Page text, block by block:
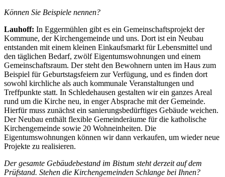
Können Sie Beispiele nennen?
Lauhoff: In Eggermühlen gibt es ein Gemeinschaftsprojekt der
Kommune, der Kirchengemeinde und uns. Dort ist ein Neubau
entstanden mit einem kleinen Einkaufsmarkt für Lebensmittel und
den täglichen Bedarf, zwölf Eigentumswohnungen und einem
Gemeinschaftsraum. Der steht den Bewohnern unten im Haus zum
Beispiel für Geburtstagsfeiern zur Verfügung, und es finden dort
sowohl kirchliche als auch kommunale Veranstaltungen und
Treffpunkte statt. In Schledehausen gestalten wir ein ganzes Areal
rund um die Kirche neu, in enger Absprache mit der Gemeinde.
Hierfür muss zunächst ein sanierungsbedürftiges Gebäude weichen.
Der Neubau enthält flexible Gemeinderäume für die katholische
Kirchengemeinde sowie 20 Wohneinheiten. Die
Eigentumswohnungen können wir dann verkaufen, um wieder neue
Projekte zu realisieren.
Der gesamte Gebäudebestand im Bistum steht derzeit auf dem
Prüfstand. Stehen die Kirchengemeinden Schlange bei Ihnen?